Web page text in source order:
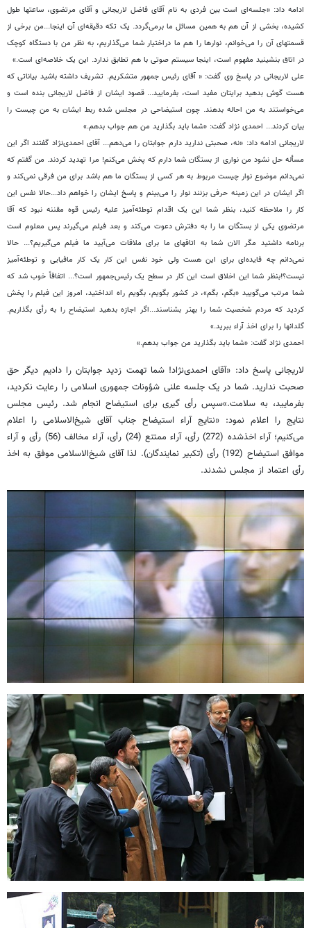
ادامه داد: «جلسه‌ای است بین فردی به نام آقای فاضل لاریجانی و آقای مرتضوی، ساعتها طول
کشیده، بخشی از آن هم به همین مسائل ما برمی‌گردد. یک تکه دقیقه‌ای آن اینجا...من برخی از
قسمتهای آن را می‌خوانم، نوارها را هم ما دراختیار شما می‌گذاریم، به نظر من با دستگاه کوچک
در اتاق بنشینید مفهوم است، اینجا سیستم صوتی با هم تطابق ندارد. این یک خلاصه‌ای است.»
علی لاریجانی در پاسخ وی گفت: « آقای رئیس جمهور متشکریم. تشریف داشته باشید بیاناتی که
هست گوش بدهید برایتان مفید است، بفرمایید... قصود ایشان از فاضل لاریجانی بنده است و
می‌خواستند به من احاله بدهند. چون استیضاحی در مجلس شده ربط ایشان به من چیست را
بیان کردند... احمدی نژاد گفت: «شما باید بگذارید من هم جواب بدهم.»
لاریجانی ادامه داد: «نه، صحبتی ندارید دارم جوابتان را می‌دهم... آقای احمدی‌نژاد گفتند اگر این
مسأله حل نشود من نواری از بستگان شما دارم که پخش می‌کنم! مرا تهدید کردند. من گفتم که
نمی‌دانم موضوع نوار چیست مربوط به هر کسی از بستگان ما هم باشد برای من فرقی نمی‌کند و
اگر ایشان در این زمینه حرفی بزنند نوار را می‌بینم و پاسخ ایشان را خواهم داد...حالا نفس این
کار را ملاحظه کنید، بنظر شما این یک اقدام توطئه‌آمیز علیه رئیس قوه مقننه نبود که آقا
مرتضوی یکی از بستگان ما را به دفترش دعوت می‌کند و بعد فیلم می‌گیرند پس معلوم است
برنامه داشتید مگر الان شما به اتاقهای ما برای ملاقات می‌آیید ما فیلم می‌گیریم؟... حالا
نمی‌دانم چه فایده‌ای برای این هست ولی خود نفس این کار یک کار مافیایی و توطئه‌آمیز
نیست؟!بنظر شما این اخلاق است این کار در سطح یک رئیس‌جمهور است؟... اتفاقاً خوب شد که
شما مرتب می‌گویید «بگم، بگم»، در کشور بگویم، بگویم راه انداختید، امروز این فیلم را پخش
کردید که مردم شخصیت شما را بهتر بشناسند...اگر اجازه بدهید استیضاح را به رأی بگذاریم.
گلدانها را برای اخذ آراء ببرید.»
احمدی نژاد گفت: «شما باید بگذارید من جواب بدهم.»
لاریجانی پاسخ داد: «آقای احمدی‌نژاد! شما تهمت زدید جوابتان را دادیم دیگر حق
صحبت ندارید. شما در یک جلسه علنی شؤونات جمهوری اسلامی را رعایت نکردید،
بفرمایید، به سلامت.»سپس رأی گیری برای استیضاح انجام شد. رئیس مجلس
نتایج را اعلام نمود: «نتایج آراء استیضاح جناب آقای شیخ‌الاسلامی را اعلام
می‌کنیم؛ آراء اخذشده (272) رأی، آراء ممتنع (24) رأی، آراء مخالف (56) رأی و آراء
موافق استیضاح (192) رأی (تکبیر نمایندگان). لذا آقای شیخ‌الاسلامی موفق به اخذ
رأی اعتماد از مجلس نشدند.